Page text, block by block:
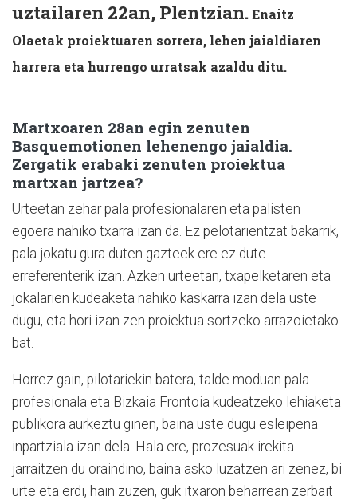
uztailaren 22an, Plentzian.Enaitz
Olaetak proiektuaren sorrera, lehen jaialdiaren
harrera eta hurrengo urratsak azaldu ditu.
Martxoaren 28an egin zenuten
Basquemotionen lehenengo jaialdia.
Zergatik erabaki zenuten proiektua
martxan jartzea?
Urteetan zehar pala profesionalaren eta palisten
egoera nahiko txarra izan da. Ez pelotarientzat bakarrik,
pala jokatu gura duten gazteek ere ez dute
erreferenterik izan. Azken urteetan, txapelketaren eta
jokalarien kudeaketa nahiko kaskarra izan dela uste
dugu, eta hori izan zen proiektua sortzeko arrazoietako
bat.
Horrez gain, pilotariekin batera, talde moduan pala
profesionala eta Bizkaia Frontoia kudeatzeko lehiaketa
publikora aurkeztu ginen, baina uste dugu esleipena
inpartziala izan dela. Hala ere, prozesuak irekita
jarraitzen du oraindino, baina asko luzatzen ari zenez, bi
urte eta erdi, hain zuzen, guk itxaron beharrean zerbait